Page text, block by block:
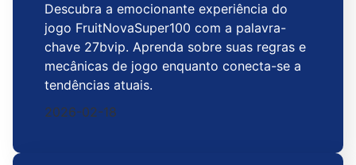
Descubra a emocionante experiência do
jogo FruitNovaSuper100 com a palavra-
chave 27bvip. Aprenda sobre suas regras e
mecânicas de jogo enquanto conecta-se a
tendências atuais.
2026-02-18